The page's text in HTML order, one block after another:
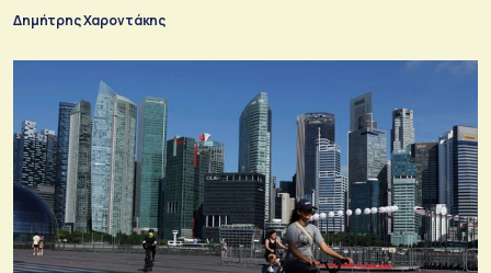
Δημήτρης Χαροντάκης